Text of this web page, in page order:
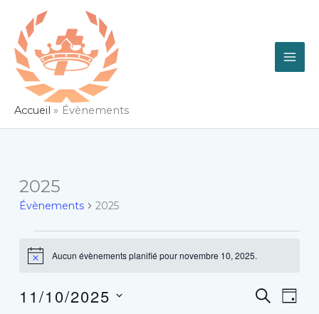
contenu
Accueil Évènements
2025
Évènements 2025
for
novembre
2025
NoticeAucun évènements planifié pour novembre 10, 2025.
Recherche
de
11/10/2025